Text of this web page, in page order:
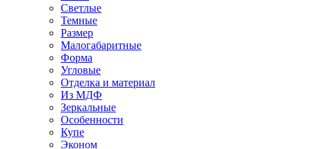
Светлые
Темные
Размер
Малогабаритные
Форма
Угловые
Отделка и материал
Из МДФ
Зеркальные
Особенности
Купе
Эконом